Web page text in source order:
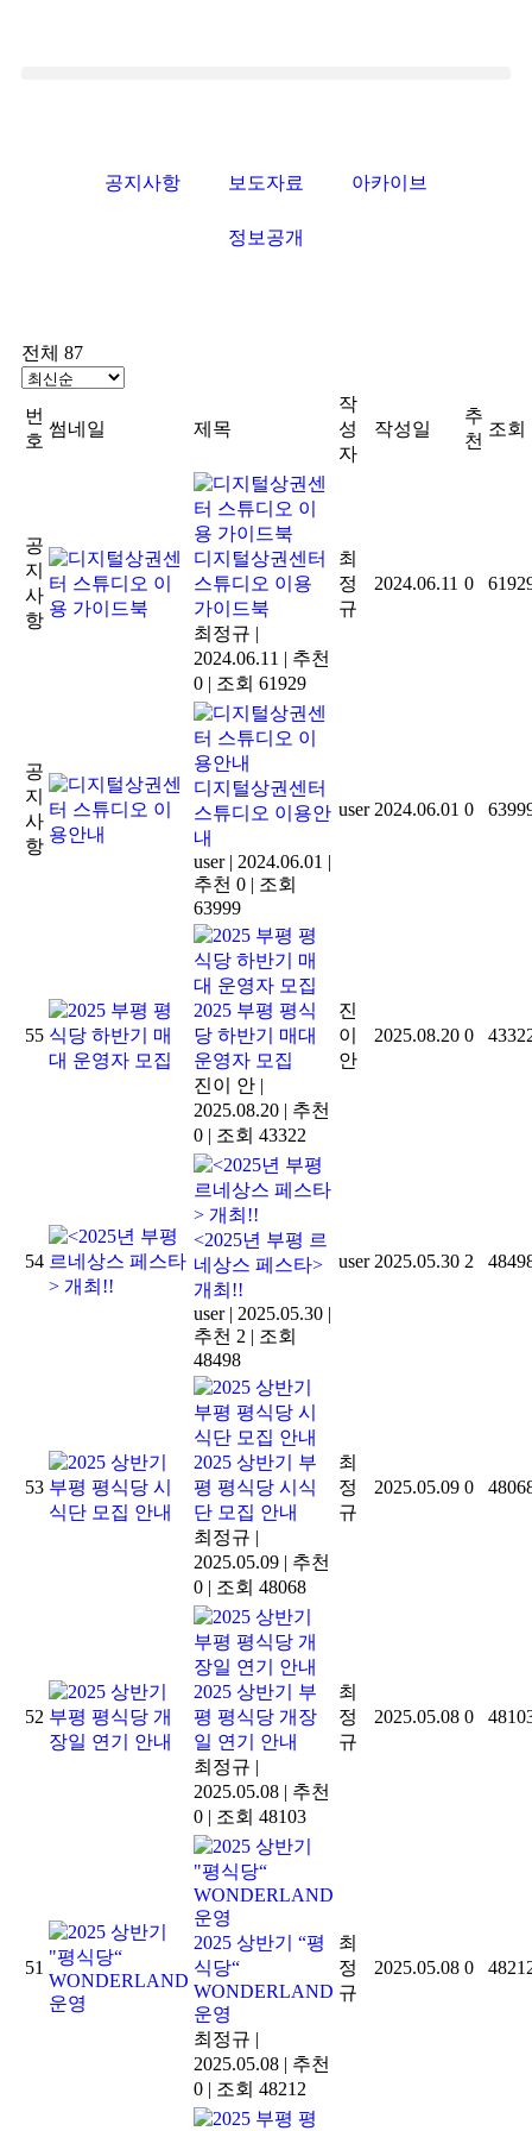
공지사항 보도자료 아카이브
정보공개
전체 87
번
호
썸네일 제목
작
성
자
작성일
추
천
조회
공
지
사
항
디지털상권센터
스튜디오 이용
가이드북
최정규 |
2024.06.11 | 추천
0 | 조회 61929
최
정
규
2024.06.11 0
공
지
사
항
디지털상권센터
스튜디오 이용안
내
user | 2024.06.01 |
추천 0 | 조회
63999
user 2024.06.01 0
55
2025 부평 평식
당 하반기 매대
운영자 모집
진이 안 |
2025.08.20 | 추천
0 | 조회 43322
진
이
안
2025.08.20 0
54
<2025년 부평 르
네상스 페스타>
개최!!
user | 2025.05.30 |
추천 2 | 조회
48498
user 2025.05.30 2
53
2025 상반기 부
평 평식당 시식
단 모집 안내
최정규 |
2025.05.09 | 추천
0 | 조회 48068
최
정
규
2025.05.09 0
52
2025 상반기 부
평 평식당 개장
일 연기 안내
최정규 |
2025.05.08 | 추천
0 | 조회 48103
최
정
규
2025.05.08 0
51
2025 상반기 “평
식당“
WONDERLAND
운영
최정규 |
2025.05.08 | 추천
0 | 조회 48212
최
정
규
2025.05.08 0